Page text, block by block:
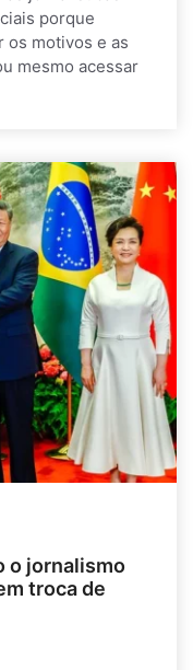
porque
os motivos e as
mesmo acessar
o jornalismo
troca de